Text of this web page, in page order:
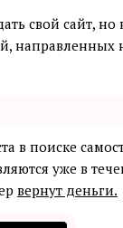
свой сайт,
в поиске
уже в
вернут деньги.